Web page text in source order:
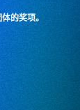
的奖项。